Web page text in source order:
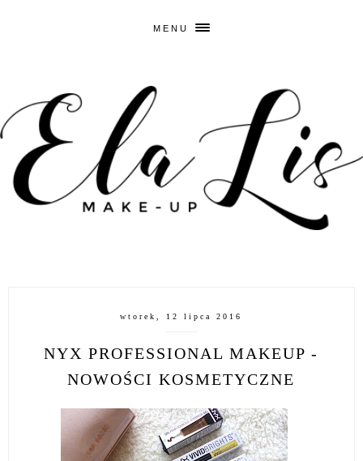
MENU
wtorek, 12 lipca 2016
NYX PROFESSIONAL MAKEUP -
NOWOŚCI KOSMETYCZNE